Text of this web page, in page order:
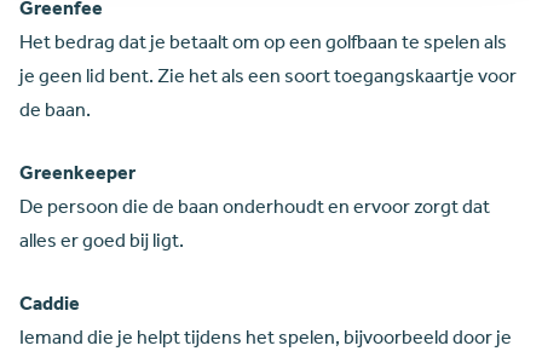
Greenfee
Het bedrag dat je betaalt om op een golfbaan te spelen als
je geen lid bent. Zie het als een soort toegangskaartje voor
de baan.
Greenkeeper
De persoon die de baan onderhoudt en ervoor zorgt dat
alles er goed bij ligt.
Caddie
Iemand die je helpt tijdens het spelen, bijvoorbeeld door je